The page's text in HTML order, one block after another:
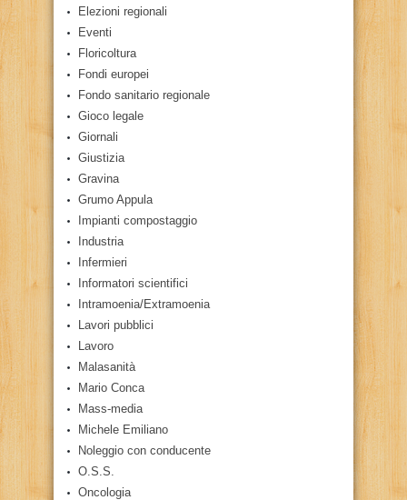
Elezioni regionali
Eventi
Floricoltura
Fondi europei
Fondo sanitario regionale
Gioco legale
Giornali
Giustizia
Gravina
Grumo Appula
Impianti compostaggio
Industria
Infermieri
Informatori scientifici
Intramoenia/Extramoenia
Lavori pubblici
Lavoro
Malasanità
Mario Conca
Mass-media
Michele Emiliano
Noleggio con conducente
O.S.S.
Oncologia